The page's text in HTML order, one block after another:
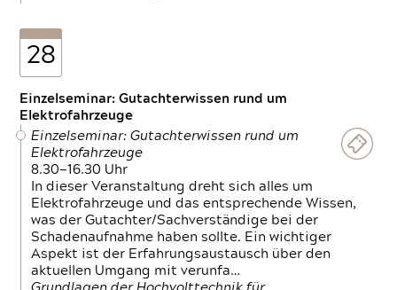
28
Einzelseminar: Gutachterwissen rund um
Elektrofahrzeuge
Einzelseminar: Gutachterwissen rund um
Elektrofahrzeuge
8.30—16.30 Uhr
In dieser Veranstaltung dreht sich alles um
Elektrofahrzeuge und das entsprechende Wissen,
was der Gutachter/Sachverständige bei der
Schadenaufnahme haben sollte. Ein wichtiger
Aspekt ist der Erfahrungsaustausch über den
aktuellen Umgang mit verunfa…